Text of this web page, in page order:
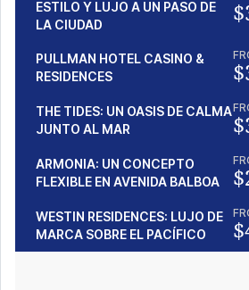
ESTILO Y LUJO A UN PASO DE
LA CIUDAD
PULLMAN HOTEL CASINO &
RESIDENCES
THE TIDES: UN OASIS DE CALMA
JUNTO AL MAR
ARMONIA: UN CONCEPTO
FLEXIBLE EN AVENIDA BALBOA
WESTIN RESIDENCES: LUJO DE
MARCA SOBRE EL PACÍFICO